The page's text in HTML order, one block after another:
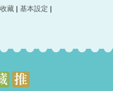
藏 | 基本設定 |